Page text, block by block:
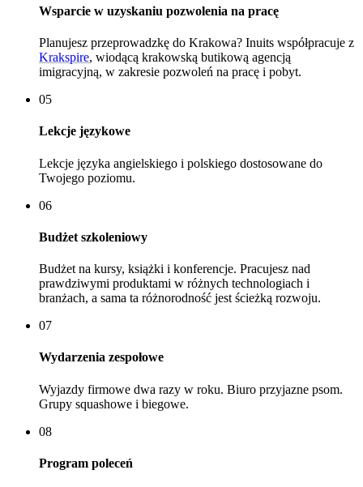
Wsparcie w uzyskaniu pozwolenia na pracę
Planujesz przeprowadzkę do Krakowa? Inuits współpracuje z
Krakspire, wiodącą krakowską butikową agencją
imigracyjną, w zakresie pozwoleń na pracę i pobyt.
05
Lekcje językowe
Lekcje języka angielskiego i polskiego dostosowane do
Twojego poziomu.
06
Budżet szkoleniowy
Budżet na kursy, książki i konferencje. Pracujesz nad
prawdziwymi produktami w różnych technologiach i
branżach, a sama ta różnorodność jest ścieżką rozwoju.
07
Wydarzenia zespołowe
Wyjazdy firmowe dwa razy w roku. Biuro przyjazne psom.
Grupy squashowe i biegowe.
08
Program poleceń